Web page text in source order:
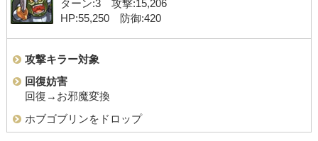
ターン:3 攻撃:15,206
HP:55,250 防御:420
攻撃キラー対象
回復妨害
回復→お邪魔変換
ホブゴブリンをドロップ